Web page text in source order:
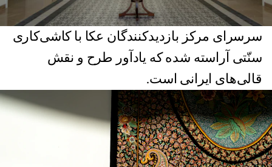
سرسرای مرکز بازدیدکنندگان عکا با کاشی‌کاری
سنّتی آراسته شده که یادآور طرح و نقش
قالی‌های ایرانی است.